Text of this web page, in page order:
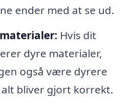
ender med at se ud.
Hvis dit
dyre materialer,
også være dyrere
bliver gjort korrekt.